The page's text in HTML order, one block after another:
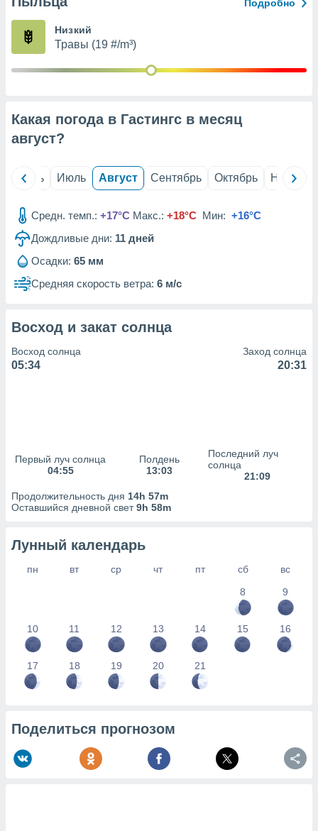
из
рекламы
сведения
Подробно
Низкий
Травы (19 #/m³)
Какая погода в Гастингс в месяц
август?
Июнь Июль Август Сентябрь Октябрь Ноябрь
Средн. темп.: +17°C Макс.: +18°C Мин: +16°C
Дождливые дни: 11 дней
Осадки: 65 мм
Средняя скорость ветра: 6 м/с
Восход и закат солнца
Восход солнца
05:34
Заход солнца
20:31
Первый луч солнца
04:55
Полдень
13:03
Последний луч
солнца
21:09
Продолжительность дня 14h 57m
Оставшийся дневной свет9h 58m
Лунный календарь
пн вт ср чт пт сб
вс
8
9
10 11 12 13 14 15 16
17 18 19 20 21
Поделиться прогнозом